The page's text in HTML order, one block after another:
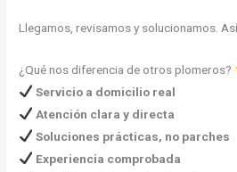
Llegamos, revisamos y solucionamos.
¿Qué nos diferencia de otros plomeros?
Servicio a domicilio real
Atención clara y directa
Soluciones prácticas, no parches
Experiencia comprobada